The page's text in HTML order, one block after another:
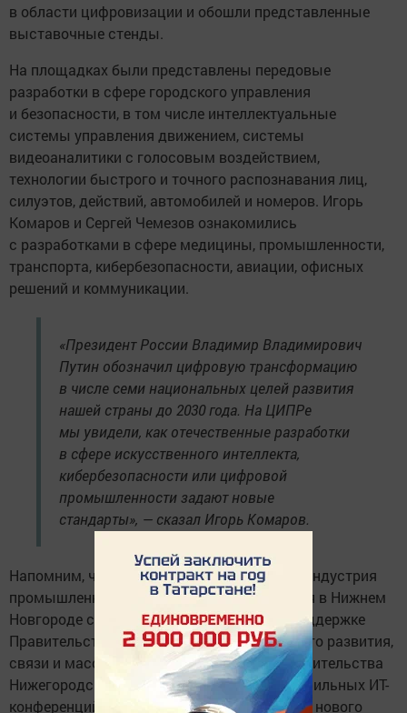
в области цифровизации и обошли представленные
выставочные стенды.
На площадках были представлены передовые
разработки в сфере городского управления
и безопасности, в том числе интеллектуальные
системы управления движением, системы
видеоаналитики с голосовым воздействием,
технологии быстрого и точного распознавания лиц,
силуэтов, действий, автомобилей и номеров. Игорь
Комаров и Сергей Чемезов ознакомились
с разработками в сфере медицины, промышленности,
транспорта, кибербезопасности, авиации, офисных
решений и коммуникации.
«Президент России Владимир Владимирович
Путин обозначил цифровую трансформацию
в числе семи национальных целей развития
нашей страны до 2030 года. На ЦИПРе
мы увидели, как отечественные разработки
в сфере искусственного интеллекта,
кибербезопасности или цифровой
промышленности задают новые
стандарты», — сказал Игорь Комаров.
Напомним, что X конференция «Цифровая индустрия
промышленной России» (ЦИПР) проводится в Нижнем
Новгороде со 2 по 5 июня 2025 года при поддержке
Правительства РФ, Министерства цифрового развития,
связи и массовых коммуникаций РФ и правительства
Нижегородской области. Организация профильных ИТ-
конференций и выставок отвечает задачам нового